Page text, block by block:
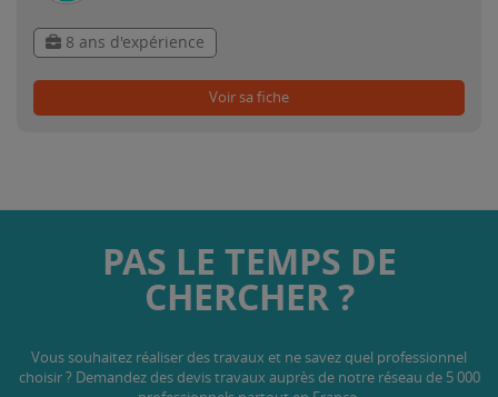
8 ans d'expérience
Voir sa fiche
PAS LE TEMPS DE
CHERCHER ?
Vous souhaitez réaliser des travaux et ne savez quel professionnel
choisir ? Demandez des devis travaux auprès de notre réseau de 5 000